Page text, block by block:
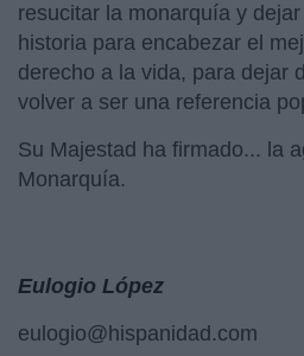
resucitar la monarquía y
historia para encabezar el
derecho a la vida, para dejar
volver a ser una referencia
Su Majestad ha firmado... la
Monarquía.
Eulogio López
eulogio@hispanidad.com